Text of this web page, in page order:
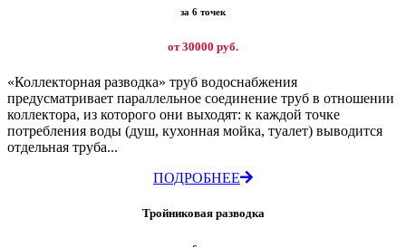
за 6 точек
от 30000 руб.
«Коллекторная разводка» труб водоснабжения
предусматривает параллельное соединение труб в отношении
коллектора, из которого они выходят: к каждой точке
потребления воды (душ, кухонная мойка, туалет) выводится
отдельная труба...
ПОДРОБНЕЕ
Тройниковая разводка